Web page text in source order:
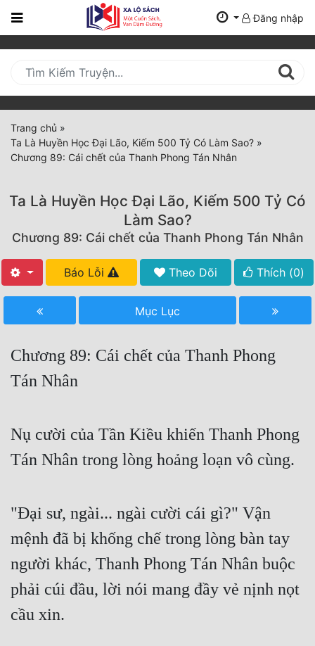
Trang
Mới
Cập
Nhật
(current)
BXH
Truyện Mới Ra
Hoàn Thành
Hậu Cung
Xa Lộ Dịch
Cung Đấu
Cạnh Kỹ
Cổ Tiên Hiệp
Đăng nhập
Trang chủ »
Ta Là Huyền Học Đại Lão, Kiếm 500 Tỷ Có Làm Sao? »
Chương 89: Cái chết của Thanh Phong Tán Nhân
Ta Là Huyền Học Đại Lão, Kiếm 500 Tỷ Có
Làm Sao?
Chương 89: Cái chết của Thanh Phong Tán Nhân
Báo Lỗi Theo Dõi Thích (0)
Mục Lục
Chương 89: Cái chết của Thanh Phong
Tán Nhân
Nụ cười của Tần Kiều khiến Thanh Phong
Tán Nhân trong lòng hoảng loạn vô cùng.
"Đại sư, ngài... ngài cười cái gì?" Vận
mệnh đã bị khống chế trong lòng bàn tay
người khác, Thanh Phong Tán Nhân buộc
phải cúi đầu, lời nói mang đầy vẻ nịnh nọt
cầu xin.